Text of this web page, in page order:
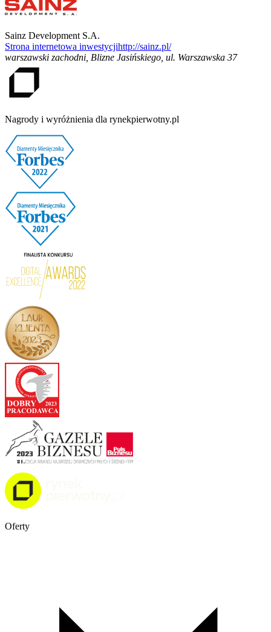
Sainz Development S.A.
Strona internetowa inwestycjihttp://sainz.pl/
warszawski zachodni, Blizne Jasińskiego ul. Warszawska 37
Nagrody i wyróżnienia dla rynekpierwotny.pl
Oferty